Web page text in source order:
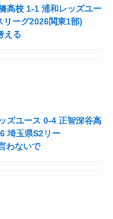
高校 1-1 浦和レッズユー
リーグ2026関東1部)
える
ズユース 0-4 正智深谷高
埼玉県S2リー
わないで